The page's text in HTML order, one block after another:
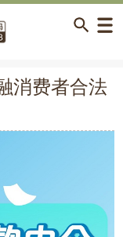
消费者合法